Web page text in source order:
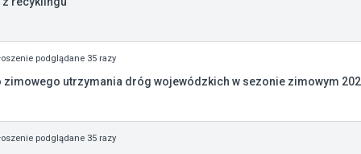
podglądane 35 razy
utrzymania dróg wojewódzkich w sezonie zimowym
podglądane 35 razy